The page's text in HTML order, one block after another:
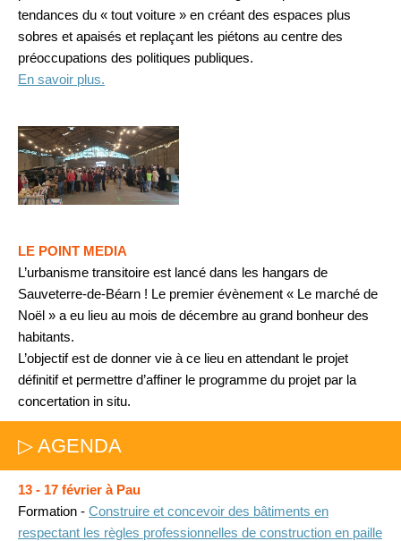
tendances du « tout voiture » en créant des espaces plus
sobres et apaisés et replaçant les piétons au centre des
préoccupations des politiques publiques.
En savoir plus.
LE POINT MEDIA
L’urbanisme transitoire est lancé dans les hangars de
Sauveterre-de-Béarn ! Le premier évènement « Le marché de
Noël » a eu lieu au mois de décembre au grand bonheur des
habitants.
L’objectif est de donner vie à ce lieu en attendant le projet
définitif et permettre d’affiner le programme du projet par la
concertation in situ.
▷ AGENDA
13 - 17 février à Pau
Formation - Construire et concevoir des bâtiments en
respectant les règles professionnelles de construction en paille